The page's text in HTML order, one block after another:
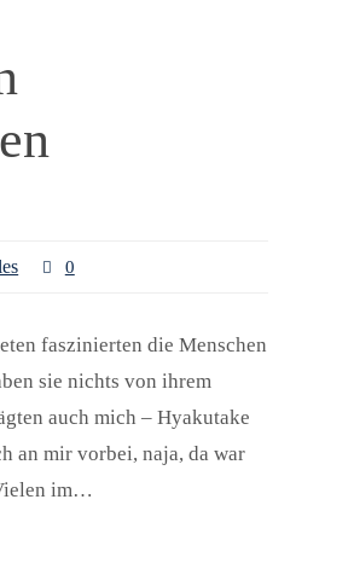
0
faszinierten die Menschen
sie nichts von ihrem
auch mich – Hyakutake
an mir vorbei, naja, da war
im…